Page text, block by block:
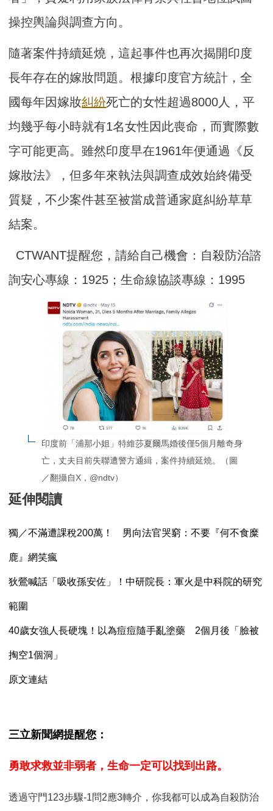
操控輿論與調查方向。
隨著案件持續延燒，這起事件也再次揭開印度
長年存在的嫁妝問題。根據印度官方統計，全
國每年因嫁妝糾紛死亡的女性超過8000人，平
均幾乎每小時就有1名女性因此喪命，而實際數
字可能更高。雖然印度早在1961年便通過《反
嫁妝法》，但多年來執法與調查成效始終備受
質疑，不少案件甚至被當成普通家庭糾紛草草
結案。
CTWANT提醒您，請給自己機會：自殺防治諮
詢安心專線：1925；生命線協談專線：1995
印度前「浦那小姐」特維莎夏爾馬婚後僅5個月離奇身
亡，丈夫目前失聯遭警方通緝，案件持續延燒。（圖
／翻攝自X，@ndtv）
延伸閱讀
獨／不滿遭課稅200萬！ 男向法官哭窮：不要『何不食糜
鹿』網笑瘋
狄鶯喊話「吸收孫安佐」！中研院長：軍火是中科院的研究
範圍
40歲女強人長硬塊！以為痘痘隨手亂塗藥 2個月後「臉被
掏空1個洞」
原文連結
三立新聞網提醒您：
勇敢求救並非弱者，生命一定可以找到出路。
透過守門123步驟-1問2應3轉介，你我都可以成為自殺防治